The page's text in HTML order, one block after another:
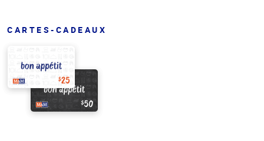
CARTES-CADEAUX